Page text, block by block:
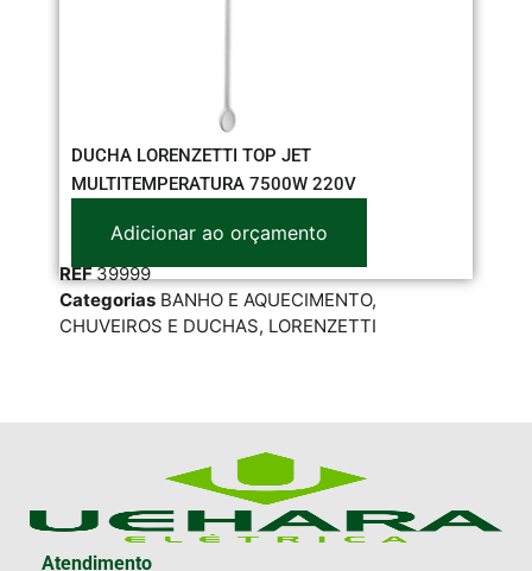
DUCHA LORENZETTI TOP JET
MULTITEMPERATURA 7500W 220V
Adicionar ao orçamento
REF39999
Categorias BANHO E AQUECIMENTO,
CHUVEIROS E DUCHAS, LORENZETTI
Atendimento